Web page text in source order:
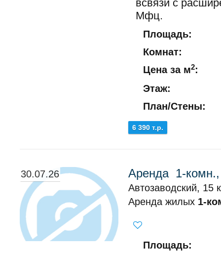
всвязи с
Мфц.
Площадь:
Комнат:
Цена за м2:
Этаж:
План/Стены:
6 390 т.р.
30.07.26 Аренда 1-комн.,
Автозаводский, 15
Аренда жилых 1-
Площадь: